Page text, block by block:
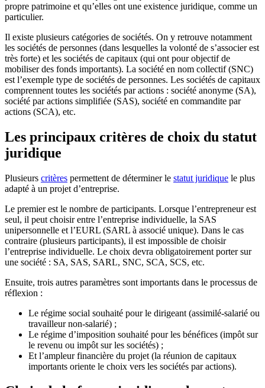
propre patrimoine et qu’elles ont une existence juridique, comme un
particulier.
Il existe plusieurs catégories de sociétés. On y retrouve notamment
les sociétés de personnes (dans lesquelles la volonté de s’associer est
très forte) et les sociétés de capitaux (qui ont pour objectif de
mobiliser des fonds importants). La société en nom collectif (SNC)
est l’exemple type de sociétés de personnes. Les sociétés de capitaux
comprennent toutes les sociétés par actions : société anonyme (SA),
société par actions simplifiée (SAS), société en commandite par
actions (SCA), etc.
Les principaux critères de choix du statut
juridique
Plusieurs critères permettent de déterminer le statut juridique le plus
adapté à un projet d’entreprise.
Le premier est le nombre de participants. Lorsque l’entrepreneur est
seul, il peut choisir entre l’entreprise individuelle, la SAS
unipersonnelle et l’EURL (SARL à associé unique). Dans le cas
contraire (plusieurs participants), il est impossible de choisir
l’entreprise individuelle. Le choix devra obligatoirement porter sur
une société : SA, SAS, SARL, SNC, SCA, SCS, etc.
Ensuite, trois autres paramètres sont importants dans le processus de
réflexion :
Le régime social souhaité pour le dirigeant (assimilé-salarié ou
travailleur non-salarié) ;
Le régime d’imposition souhaité pour les bénéfices (impôt sur
le revenu ou impôt sur les sociétés) ;
Et l’ampleur financière du projet (la réunion de capitaux
importants oriente le choix vers les sociétés par actions).